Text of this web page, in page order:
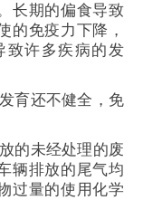
长期的偏食导致
的免疫力下降，
致许多疾病的发
育还不健全，免
的未经处理的废
辆排放的尾气均
过量的使用化学